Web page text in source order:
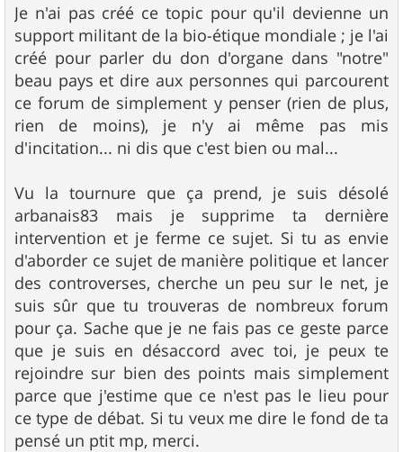
s
s
a
g
e
Je n'ai pas créé ce topic pour qu'il devienne un
support militant de la bio-étique mondiale ; je l'ai
créé pour parler du don d'organe dans "notre"
beau pays et dire aux personnes qui parcourent
ce forum de simplement y penser (rien de plus,
rien de moins), je n'y ai même pas mis
d'incitation... ni dis que c'est bien ou mal...
Vu la tournure que ça prend, je suis désolé
arbanais83 mais je supprime ta dernière
intervention et je ferme ce sujet. Si tu as envie
d'aborder ce sujet de manière politique et lancer
des controverses, cherche un peu sur le net, je
suis sûr que tu trouveras de nombreux forum
pour ça. Sache que je ne fais pas ce geste parce
que je suis en désaccord avec toi, je peux te
rejoindre sur bien des points mais simplement
parce que j'estime que ce n'est pas le lieu pour
ce type de débat. Si tu veux me dire le fond de ta
pensé un ptit mp, merci.